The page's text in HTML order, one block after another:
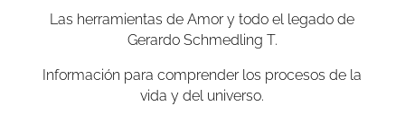
Las herramientas de Amor y todo el legado de
Gerardo Schmedling T.
Información para comprender los procesos de la
vida y del universo.